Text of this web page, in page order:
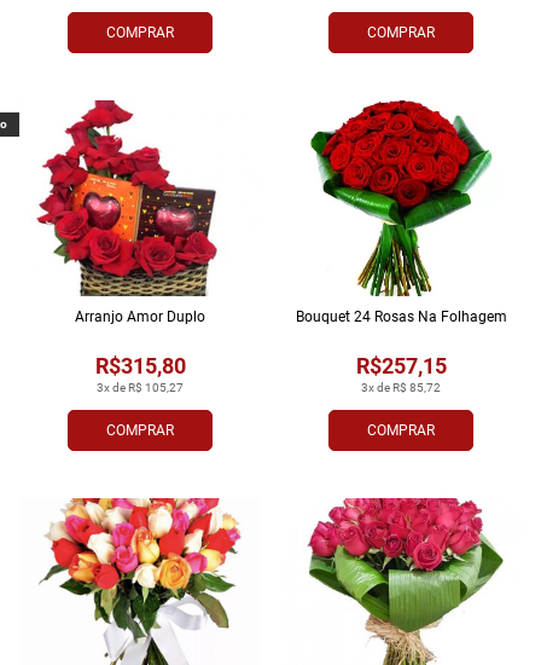
COMPRAR COMPRAR
COMPRAR
3x de R$ 105,27
R$315,80
Arranjo Amor Duplo
COMPRAR
3x de R$ 85,72
R$257,15
Bouquet 24 Rosas Na Folhagem